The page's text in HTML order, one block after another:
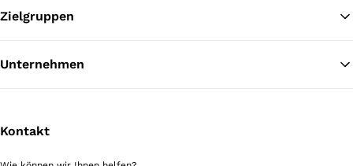
Zielgruppen
Unternehmen
Kontakt